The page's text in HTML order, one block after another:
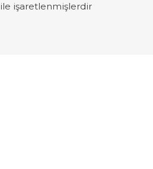
ile işaretlenmişlerdir